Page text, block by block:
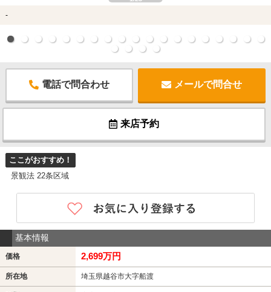
-
電話で問合わせ メールで問合せ
来店予約
ここがおすすめ！
景観法 22条区域
基本情報
価格 2,699万円
所在地 埼玉県越谷市大字船渡